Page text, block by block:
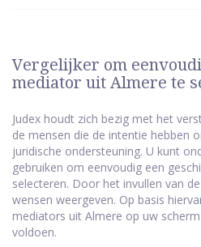
Vergelijker om
mediator uit Almere te
Judex houdt zich bezig met het
de mensen die de intentie hebben
juridische ondersteuning. U kunt
gebruiken om eenvoudig een
selecteren. Door het invullen van
wensen weergeven. Op basis
mediators uit Almere op uw
voldoen.